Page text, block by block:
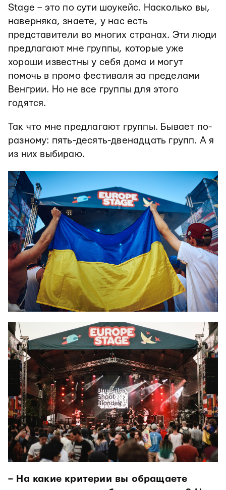
Stage – это по сути шоукейс. Насколько вы,
наверняка, знаете, у нас есть
представители во многих странах. Эти люди
предлагают мне группы, которые уже
хороши известны у себя дома и могут
помочь в промо фестиваля за пределами
Венгрии. Но не все группы для этого
годятся.
Так что мне предлагают группы. Бывает по-
разному: пять-десять-двенадцать групп. А я
из них выбираю.
– На какие критерии вы обращаете